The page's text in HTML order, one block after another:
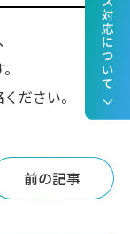
ださい。
前の記事